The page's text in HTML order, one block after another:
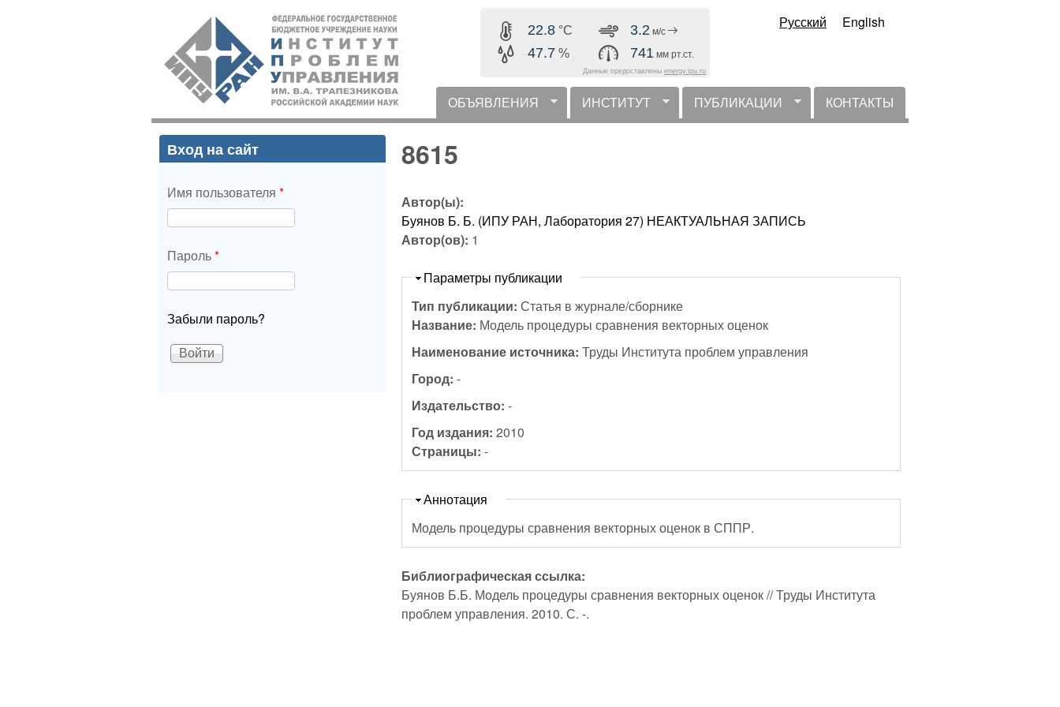
содержанию
ИПУ
РАН
22.8 °C
47.7 %
3.2 м/с
741 мм рт.ст.
Данные предоставлены energy.ipu.ru
Русский English
горизонтальное меню
ОБЪЯВЛЕНИЯ ИНСТИТУТ ПУБЛИКАЦИИ КОНТАКТЫ
8615
Автор(ы):
Буянов Б. Б. (ИПУ РАН, Лаборатория 27) НЕАКТУАЛЬНАЯ ЗАПИСЬ
Автор(ов): 1
Скрыть
Параметры публикации
Тип публикации:Статья в журнале/сборнике
Название: Модель процедуры сравнения векторных оценок
Наименование источника:Труды Института проблем управления
Город:-
Издательство:-
Год издания:2010
Страницы:-
Скрыть
Аннотация
Модель процедуры сравнения векторных оценок в СППР.
Библиографическая ссылка:
Буянов Б.Б. Модель процедуры сравнения векторных оценок // Труды Института
проблем управления. 2010. С. -.
Вход на сайт
Имя пользователя *
Пароль*
Забыли пароль?